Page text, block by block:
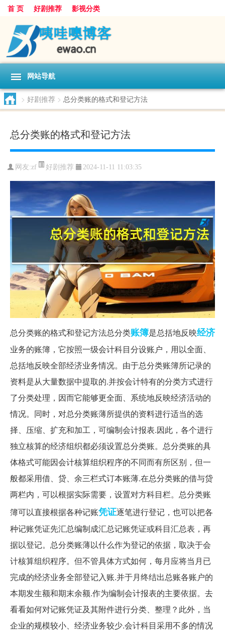
首 页 好剧推荐 影视分类
网站导航
> 好剧推荐 > 总分类账的格式和登记方法
总分类账的格式和登记方法
网友:zf 好剧推荐 2024-11-11 11:03:35
总分类账的格式和登记方法总分类账簿是总括地反映经济
业务的账簿，它按照一级会计科目分设账户，用以全面、
总括地反映全部经济业务情况。由于总分类账簿所记录的
资料是从大量数据中提取的.并按会计特有的分类方式进行
了分类处理，因而它能够更全面、系统地反映经济活动的
情况。同时，对总分类账薄所提供的资料进行适当的选
择、压缩、扩充和加工，可编制会计报表.因此，各个进行
独立核算的经济组织都必须设置总分类账。总分类账的具
体格式可能因会计核算组织程序的不同而有所区别，但一
般都采用借、贷、余三栏式订本账薄.在总分类账的借与贷
两栏内，可以根据实际需要，设置对方科目栏。总分类账
簿可以直接根据各种记账凭证逐笔进行登记，也可以把各
种记账凭证先汇总编制成汇总记账凭证或科目汇总表，再
据以登记。总分类账薄以什么作为登记的依据，取决于会
计核算组织程序。但不管具体方式如何，每月应将当月已
完成的经济业务全部登记入账.并于月终结出总账各账户的
本期发生额和期末余额.作为编制会计报表的主要依据。去
看看如何对记账凭证及其附件进行分类、整理？此外，当
企业的规模较小、经济业务较少.会计科目采用不多的情况